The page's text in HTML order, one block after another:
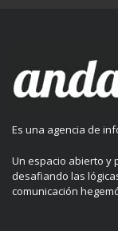
Es una agencia de
Un espacio abierto y
desafiando las
comunicación